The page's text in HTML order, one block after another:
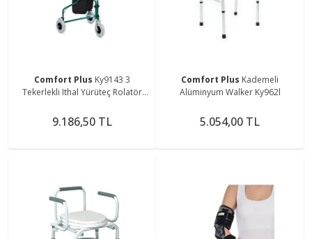
Comfort Plus Ky9143 3
Tekerlekli Ithal Yürüteç Rolatör
Sepetli Yürüteç
9.186,50 TL
Comfort Plus Kademeli
Alüminyum Walker Ky962l
5.054,00 TL